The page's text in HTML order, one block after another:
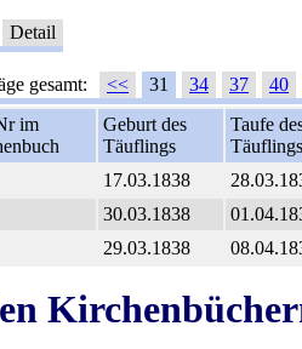
Detail
gesamt: << 31 34 37
40
im
Geburt des
Täuflings
Taufe
Täuflings
17.03.1838
30.03.1838
29.03.1838